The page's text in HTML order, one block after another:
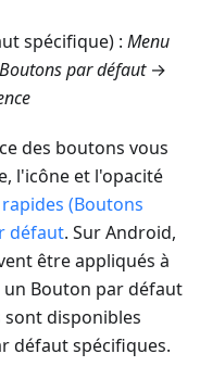
spécifique) : Menu
par défaut→
des boutons vous
l'icône et l'opacité
(Boutons
défaut. Sur Android,
être appliqués à
Bouton par défaut
sont disponibles
défaut spécifiques.